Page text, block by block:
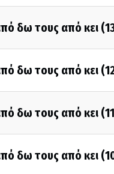
δω τους από κει
δω τους από κει
δω τους από κει
δω τους από κει